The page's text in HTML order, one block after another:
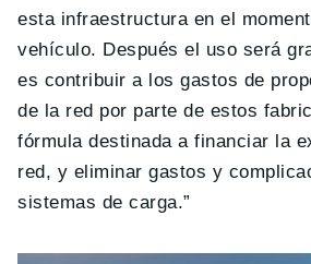
esta infraestructura en el
vehículo. Después el uso será
es contribuir a los gastos de
de la red por parte de estos
fórmula destinada a financiar la
red, y eliminar gastos y
sistemas de carga.”